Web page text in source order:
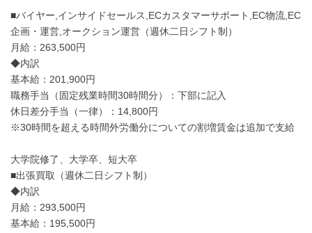
■バイヤー,インサイドセールス,ECカスタマーサポート,EC物流,EC
企画・運営,オークション運営（週休二日シフト制）
月給：263,500円
◆内訳
基本給：201,900円
職務手当（固定残業時間30時間分）：下部に記入
休日差分手当（一律）：14,800円
※30時間を超える時間外労働分についての割増賃金は追加で支給
大学院修了、大学卒、短大卒
■出張買取（週休二日シフト制）
◆内訳
月給：293,500円
基本給：195,500円